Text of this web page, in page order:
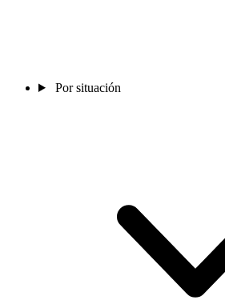
Por situación